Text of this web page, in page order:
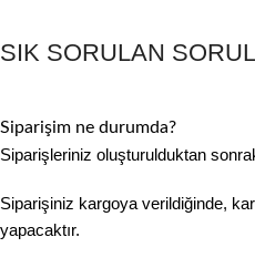
SIK SORULAN
Siparişim ne durumda?
Siparişleriniz oluşturulduktan
Siparişiniz kargoya verildiğinde,
yapacaktır.